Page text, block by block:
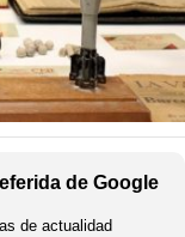
de Google
de actualidad